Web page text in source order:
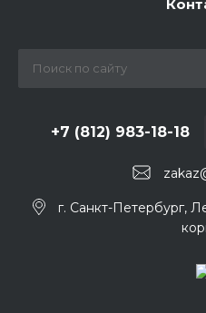
+7 (812) 983-18-18
г. Санкт-Петербург,